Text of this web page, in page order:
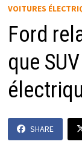
VOITURES
Ford
que
SHARE